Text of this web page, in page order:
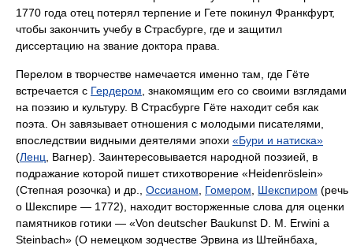
1770 года отец потерял терпение и Гете покинул Франкфурт,
чтобы закончить учебу в Страсбурге, где и защитил
диссертацию на звание доктора права.
Перелом в творчестве намечается именно там, где Гёте
встречается с Гердером, знакомящим его со своими взглядами
на поэзию и культуру. В Страсбурге Гёте находит себя как
поэта. Он завязывает отношения с молодыми писателями,
впоследствии видными деятелями эпохи «Бури и натиска»
(Ленц, Вагнер). Заинтересовывается народной поэзией, в
подражание которой пишет стихотворение «Heidenröslein»
(Степная розочка) и др., Оссианом, Гомером, Шекспиром (речь
о Шекспире — 1772), находит восторженные слова для оценки
памятников готики — «Von deutscher Baukunst D. M. Erwini a
Steinbach» (О немецком зодчестве Эрвина из Штейнбаха,